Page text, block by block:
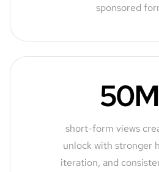
sponsored
short-form views
unlock with stronger
iteration, and